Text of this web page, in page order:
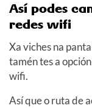
Así podes
redes wifi
Xa viches na
tamén tes a
wifi.
Así que o ruta de